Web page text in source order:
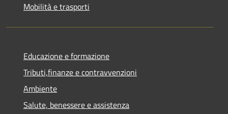
Mobilità e trasporti
Educazione e formazione
Tributi,finanze e contravvenzioni
Ambiente
Salute, benessere e assistenza